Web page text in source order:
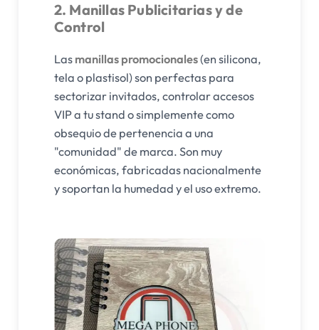
2. Manillas Publicitarias y de
Control
Las manillas promocionales(en silicona,
tela o plastisol) son perfectas para
sectorizar invitados, controlar accesos
VIP a tu stand o simplemente como
obsequio de pertenencia a una
"comunidad" de marca. Son muy
económicas, fabricadas nacionalmente
y soportan la humedad y el uso extremo.